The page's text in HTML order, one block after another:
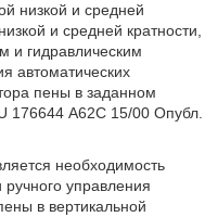
низкой и средней
и средней кратности,
и гидравлическим
автоматических
пены в заданном
176644 А62С 15/00 Опубл.
необходимость
управления
в вертикальной